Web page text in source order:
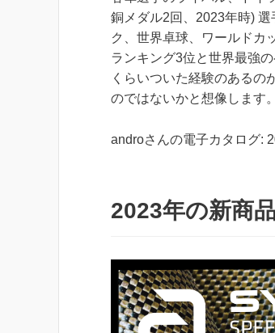
銅メダル2回、2023年時)
ク、世界卓球、ワールドカ
ランキング3位と世界最強
くらいついた経験のあるの
のではないかと想像します。
androさんの電子カタログ:
2023年の新商品